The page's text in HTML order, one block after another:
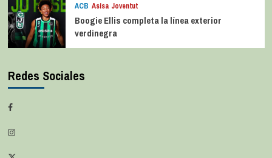
ACB Asisa Joventut
Boogie Ellis completa la línea exterior
verdinegra
Redes Sociales